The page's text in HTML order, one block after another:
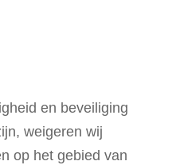
en beveiliging
weigeren wij
op het gebied van